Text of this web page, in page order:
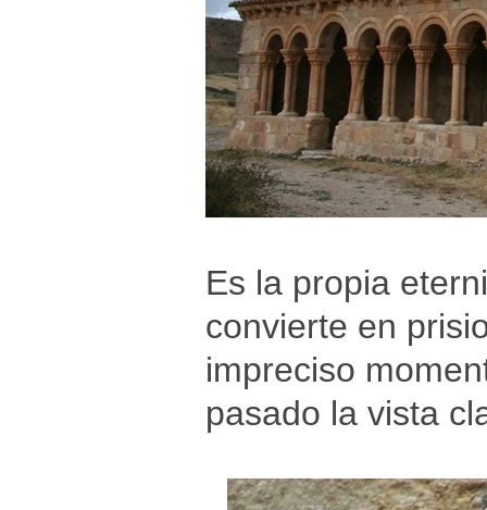
Es la propia
convierte en
impreciso
pasado la vista